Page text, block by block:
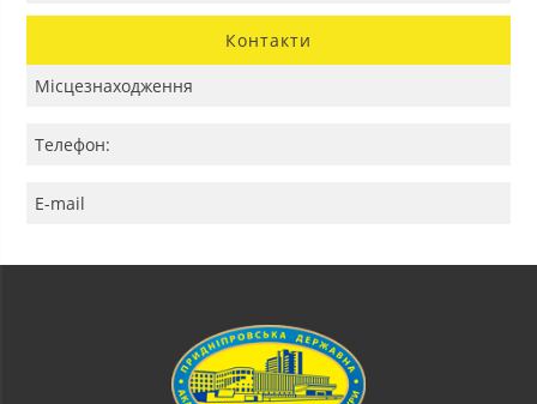
Контакти
Місцезнаходження
Телефон:
E-mail